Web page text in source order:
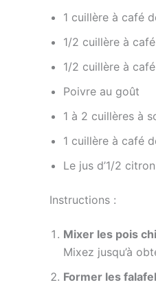
1 cuillère à café
1/2 cuillère à
1/2 cuillère à
Poivre au goût
1 à 2 cuillères à
1 cuillère à café
Le jus d’1/2 citron
Instructions :
Mixer les pois
Mixez jusqu’à
Former les